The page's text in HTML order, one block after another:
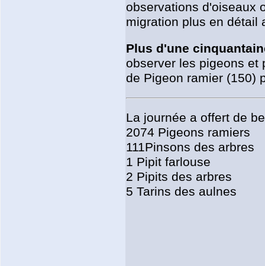
observations d'oiseaux
migration plus en détail
Plus d'une
observer les pigeons et
de Pigeon ramier (150)
La journée a offert de
2074 Pigeons ramiers
111Pinsons des arbres
1 Pipit farlouse
2 Pipits des arbres
5 Tarins des aulnes